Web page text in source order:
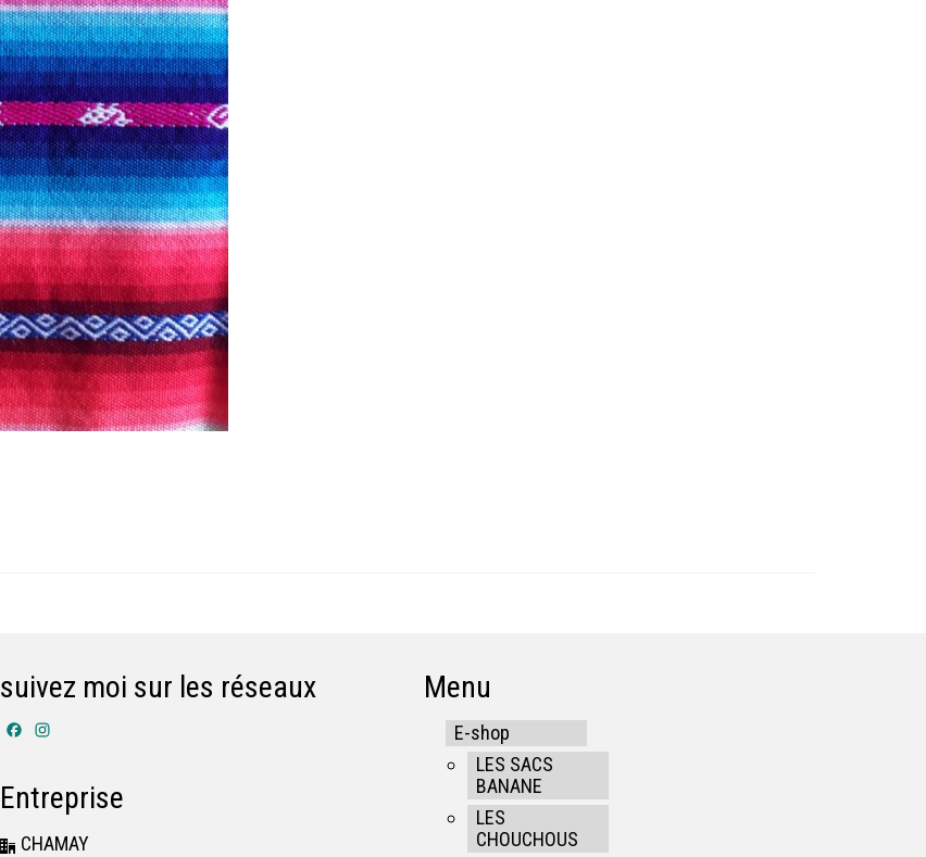
suivez moi sur les réseaux
Facebook
Entreprise
CHAMAY
Menu
E-shop
LES SACS
BANANE
LES
CHOUCHOUS